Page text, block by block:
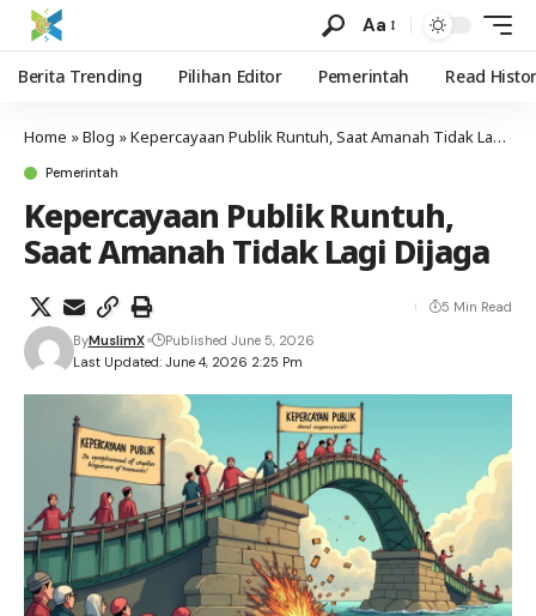
Aa
Berita Trending Pilihan Editor Pemerintah Read
Home »Blog »Kepercayaan Publik Runtuh, Saat Amanah Tidak Lagi Dijaga
Pemerintah
Kepercayaan Publik Runtuh,
Saat Amanah Tidak Lagi Dijaga
Last Updated: June 4, 2026 2:25 Pm
ByMuslimX Published June 5, 2026
5 Min Read